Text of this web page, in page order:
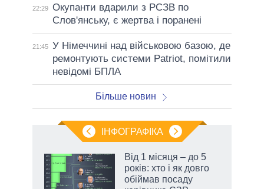
22:29 Окупанти вдарили з РСЗВ по
Слов'янську, є жертва і поранені
21:45 У Німеччині над військовою базою, де
ремонтують системи Patriot, помітили
невідомі БПЛА
Більше новин
ІНФОГРАФІКА
Від 1 місяця – до 5
років: хто і як довго
обіймав посаду